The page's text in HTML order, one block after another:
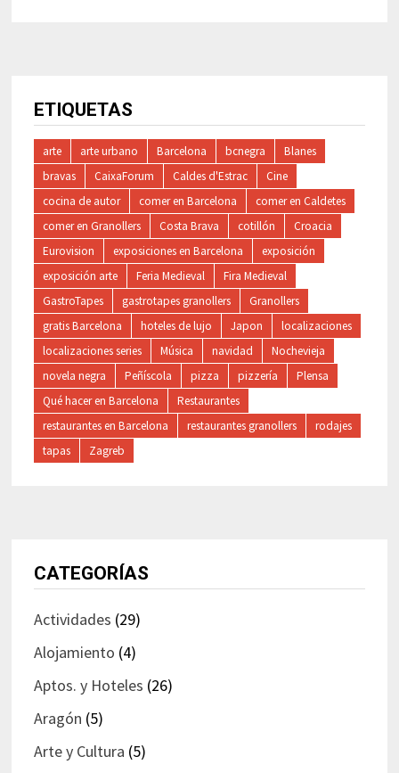
ETIQUETAS
arte arte urbano Barcelona bcnegra
Blanes
bravas
CaixaForum Caldes d'Estrac
Cine
cocina de autor
comer en Barcelona
comer en Caldetes
comer en Granollers
Costa Brava cotillón
Croacia
Eurovision
exposiciones en Barcelona
exposición
exposición arte
Feria Medieval
Fira Medieval
GastroTapes
gastrotapes granollers
Granollers
gratis Barcelona
hoteles de lujo Japon
localizaciones
localizaciones series
Música navidad
Nochevieja
novela negra
Peñíscola pizza pizzería
Plensa
Qué hacer en Barcelona
Restaurantes
restaurantes en Barcelona
restaurantes granollers
rodajes
tapas
Zagreb
CATEGORÍAS
Actividades (29)
Alojamiento (4)
Aptos. y Hoteles (26)
Aragón (5)
Arte y Cultura (5)